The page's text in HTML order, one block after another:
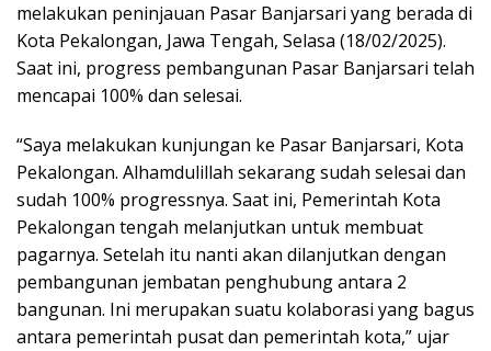
melakukan peninjauan Pasar Banjarsari yang berada di
Kota Pekalongan, Jawa Tengah, Selasa (18/02/2025).
Saat ini, progress pembangunan Pasar Banjarsari telah
mencapai 100% dan selesai.
“Saya melakukan kunjungan ke Pasar Banjarsari, Kota
Pekalongan. Alhamdulillah sekarang sudah selesai dan
sudah 100% progressnya. Saat ini, Pemerintah Kota
Pekalongan tengah melanjutkan untuk membuat
pagarnya. Setelah itu nanti akan dilanjutkan dengan
pembangunan jembatan penghubung antara 2
bangunan. Ini merupakan suatu kolaborasi yang bagus
antara pemerintah pusat dan pemerintah kota,” ujar